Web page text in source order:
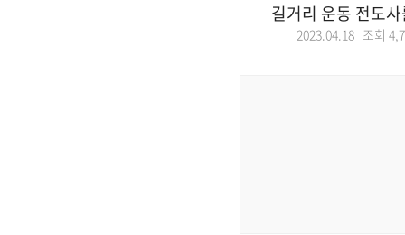
길거리 운동 전도
2023.04.18 조회